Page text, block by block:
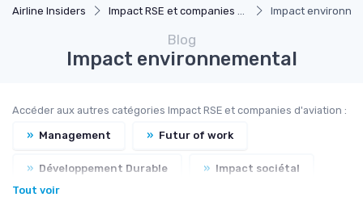
Airline Insiders Impact RSE et companies d'aviation Impact
Blog
Impact environnemental
Accéder aux autres catégories Impact RSE et companies d'aviation :
» Management » Futur of work
» Développement Durable » Impact sociétal
Tout voir